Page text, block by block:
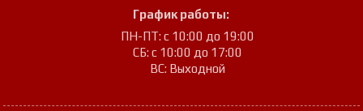
График работы:
ПН-ПТ: с 10:00 до 19:00
СБ: с 10:00 до 17:00
ВС: Выходной